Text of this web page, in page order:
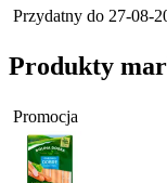
Przydatny do 27-08-
Produkty
Promocja